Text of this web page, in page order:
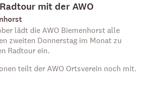
mit der AWO
lädt die AWO Biemenhorst alle
zweiten Donnerstag im Monat zu
Radtour ein.
teilt der AWO Ortsverein noch mit.